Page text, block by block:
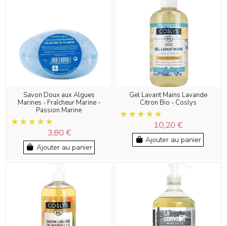
Savon Doux aux Algues
Marines - Fraîcheur Marine -
Passion Marine
3,80 €
Ajouter au panier
Gel Lavant Mains Lavande
Citron Bio - Coslys
10,20 €
Ajouter au panier